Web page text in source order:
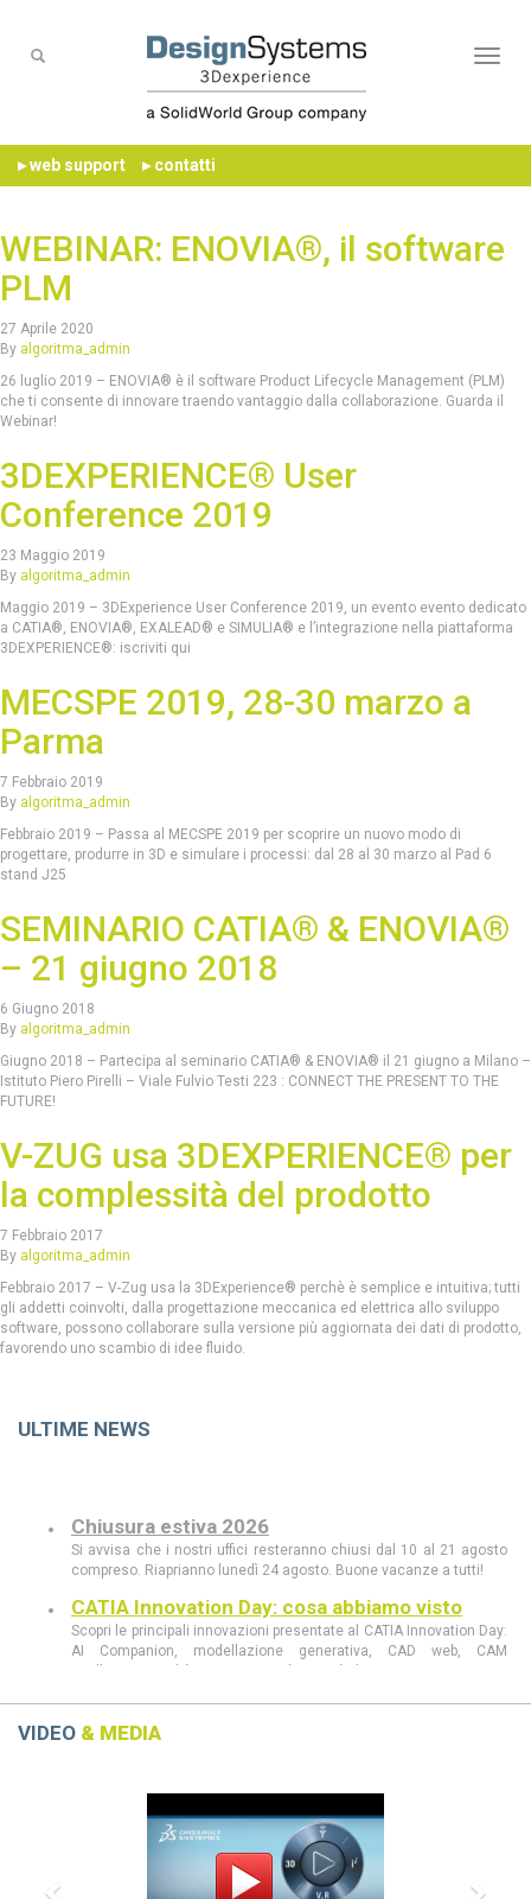
▸ web support ▸ contatti
WEBINAR: ENOVIA®, il software
PLM
27 Aprile 2020
By algoritma_admin
26 luglio 2019 – ENOVIA® è il software Product Lifecycle Management (PLM)
che ti consente di innovare traendo vantaggio dalla collaborazione. Guarda il
Webinar!
3DEXPERIENCE® User
Conference 2019
23 Maggio 2019
By algoritma_admin
Maggio 2019 – 3DExperience User Conference 2019, un evento evento dedicato
a CATIA®, ENOVIA®, EXALEAD® e SIMULIA® e l’integrazione nella piattaforma
3DEXPERIENCE®: iscriviti qui
MECSPE 2019, 28-30 marzo a
Parma
7 Febbraio 2019
By algoritma_admin
Febbraio 2019 – Passa al MECSPE 2019 per scoprire un nuovo modo di
progettare, produrre in 3D e simulare i processi: dal 28 al 30 marzo al Pad 6
stand J25
SEMINARIO CATIA® & ENOVIA®
– 21 giugno 2018
6 Giugno 2018
By algoritma_admin
Giugno 2018 – Partecipa al seminario CATIA® & ENOVIA® il 21 giugno a Milano –
Istituto Piero Pirelli – Viale Fulvio Testi 223 : CONNECT THE PRESENT TO THE
FUTURE!
V-ZUG usa 3DEXPERIENCE® per
la complessità del prodotto
7 Febbraio 2017
By algoritma_admin
Febbraio 2017 – V-Zug usa la 3DExperience® perchè è semplice e intuitiva; tutti
gli addetti coinvolti, dalla progettazione meccanica ed elettrica allo sviluppo
software, possono collaborare sulla versione più aggiornata dei dati di prodotto,
favorendo uno scambio di idee fluido.
ULTIME NEWS
Chiusura estiva 2026
Si avvisa che i nostri uffici resteranno chiusi dal 10 al 21 agosto
compreso. Riaprianno lunedì 24 agosto. Buone vacanze a tutti!
CATIA Innovation Day: cosa abbiamo visto
Scopri le principali innovazioni presentate al CATIA Innovation Day:
AI Companion, modellazione generativa, CAD web, CAM
intelligente, realtà aumentata e le novità di 3DEXPERIENCE 2026
CATIA Innovation Day 11 giugno a Milano
CATIA R2026 vs CATIA R2025: tutte le
differenze che devi conoscere
scopri le differenze tra CATIA R2026 e CATIA R2025
VIDEO & MEDIA